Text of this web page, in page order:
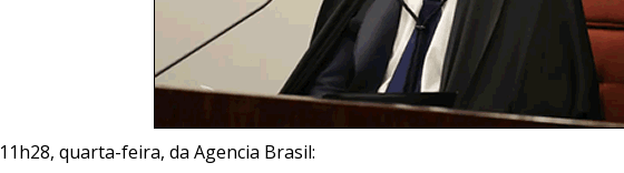
11h28, quarta-feira, da Agencia Brasil: